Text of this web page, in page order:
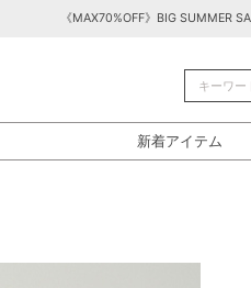
《MAX70%OFF》BIG SUMMER
新着アイテム